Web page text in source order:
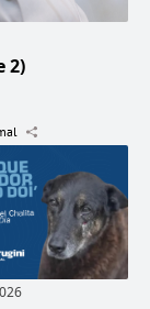
2)